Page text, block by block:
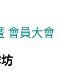
會員大會